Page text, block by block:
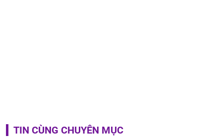
TIN CÙNG CHUYÊN MỤC